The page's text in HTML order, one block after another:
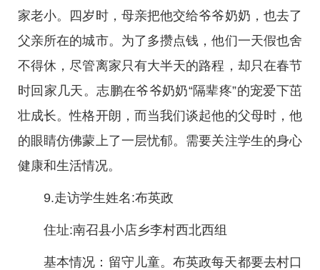
家老小。四岁时，母亲把他交给爷爷奶奶，也去了
父亲所在的城市。为了多攒点钱，他们一天假也舍
不得休，尽管离家只有大半天的路程，却只在春节
时回家几天。志鹏在爷爷奶奶“隔辈疼”的宠爱下茁
壮成长。性格开朗，而当我们谈起他的父母时，他
的眼睛仿佛蒙上了一层忧郁。需要关注学生的身心
健康和生活情况。
9.走访学生姓名:布英政
住址:南召县小店乡李村西北西组
基本情况：留守儿童。布英政每天都要去村口